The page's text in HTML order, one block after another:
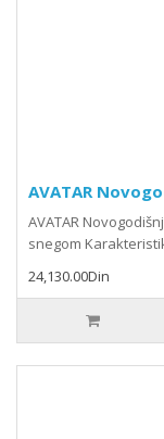
AVATAR
AVATAR
snegom
24,130.00Din